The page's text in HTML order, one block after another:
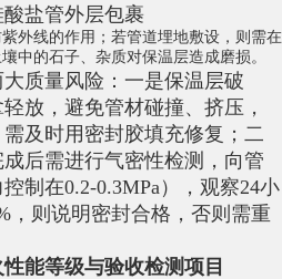
盐管外层包裹
紫外线的作用；若管道埋地敷设，则需在
壤中的石子、杂质对保温层造成磨损。
质量风险：一是保温层破
放，避免管材碰撞、挤压，
及时用密封胶填充修复；二
后需进行气密性检测，向管
制在0.2-0.3MPa），观察24小
，则说明密封合格，否则需重
能等级与验收检测项目